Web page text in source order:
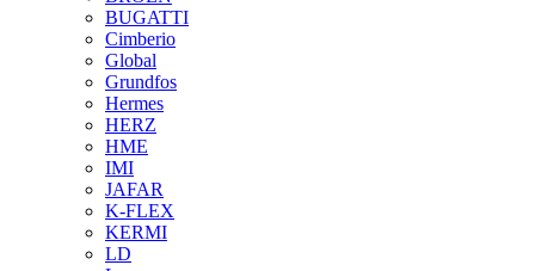
BUGATTI
Cimberio
Global
Grundfos
Hermes
HERZ
HME
IMI
JAFAR
K-FLEX
KERMI
LD